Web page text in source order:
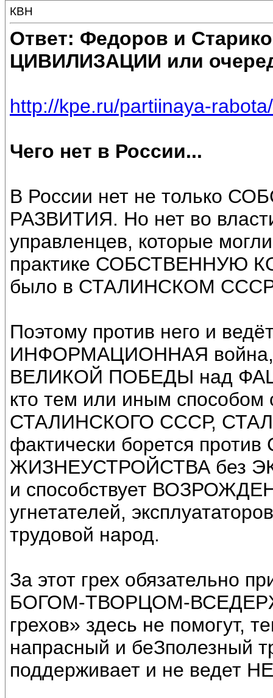
КВН
Ответ: Федоров и
ЦИВИЛИЗАЦИИ или
http://kpe.ru/partiinaya-
Чего нет в России...
В России нет не только
РАЗВИТИЯ. Но нет во
управленцев, которые
практике СОБСТВЕННУЮ
было в СТАЛИНСКОМ
Поэтому против него и
ИНФОРМАЦИОННАЯ война,
ВЕЛИКОЙ ПОБЕДЫ над
кто тем или иным способом
СТАЛИНСКОГО СССР,
фактически борется
ЖИЗНЕУСТРОЙСТВА без
и способствует
угнетателей,
трудовой народ.
За этот грех обязательно
БОГОМ-ТВОРЦОМ-
грехов» здесь не помогут,
напрасный и беЗполезный
поддерживает и не ведет